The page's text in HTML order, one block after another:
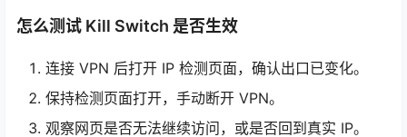
怎么测试 Kill Switch 是否生效
连接 VPN 后打开 IP 检测页面，确认出口已变化。
保持检测页面打开，手动断开 VPN。
观察网页是否无法继续访问，或是否回到真实 IP。